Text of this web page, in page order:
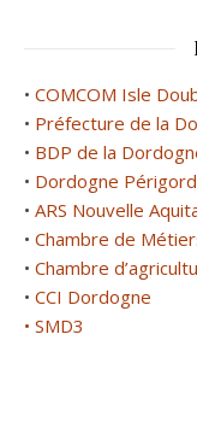
• COMCOM Isle
• Préfecture de la
• BDP de la
• Dordogne
• ARS Nouvelle
• Chambre de
• Chambre
• CCI Dordogne
• SMD3